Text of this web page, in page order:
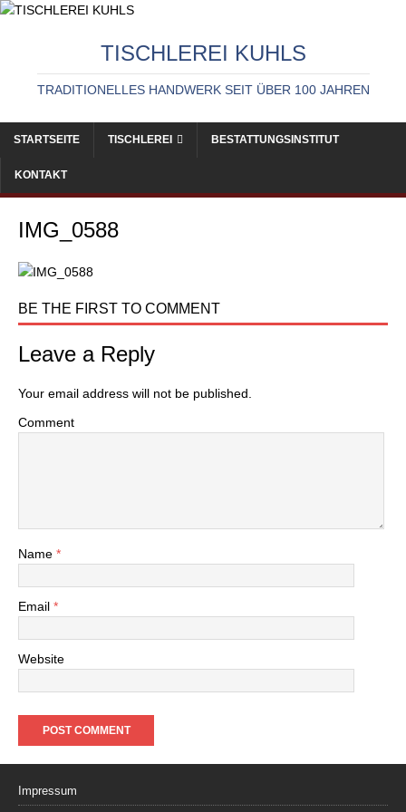
TISCHLEREI KUHLS
TRADITIONELLES HANDWERK SEIT ÜBER 100 JAHREN
STARTSEITE TISCHLEREI BESTATTUNGSINSTITUT
KONTAKT
IMG_0588
BE THE FIRST TO COMMENT
Leave a Reply
Your email address will not be published.
Comment
Name *
Email *
Website
Impressum